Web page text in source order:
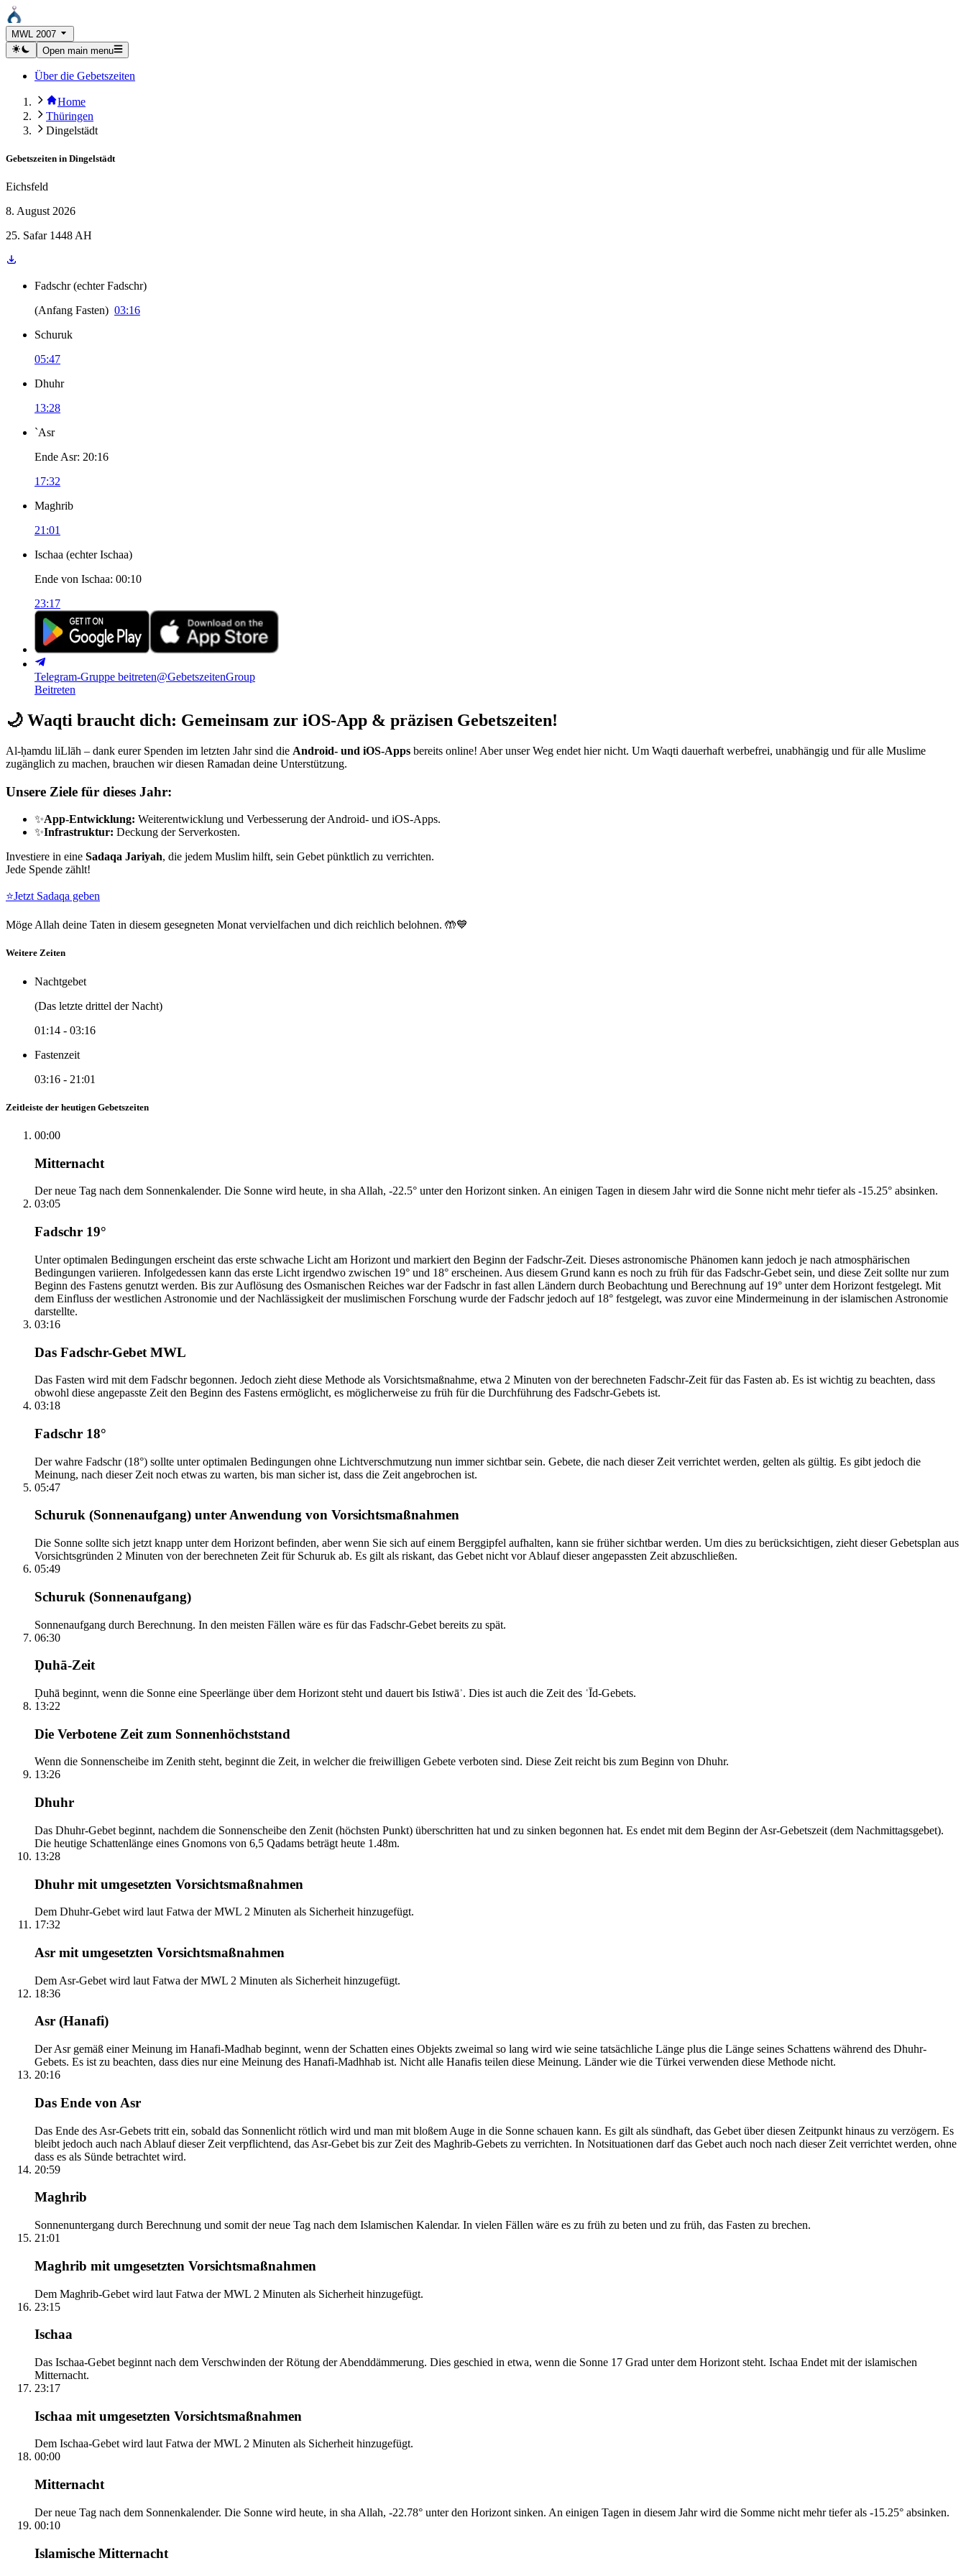
MWL 2007
Open main menu
Über die Gebetszeiten
Home
Thüringen
Dingelstädt
Gebetszeiten in Dingelstädt
Eichsfeld
8. August 2026
25. Safar 1448 AH
Fadschr (echter Fadschr)
(Anfang Fasten) 03:16
Schuruk
05:47
Dhuhr
13:28
`Asr
Ende Asr: 20:16
17:32
Maghrib
21:01
Ischaa (echter Ischaa)
Ende von Ischaa: 00:10
23:17
Telegram-Gruppe beitreten@GebetszeitenGroup
Beitreten
🌙 Waqti braucht dich: Gemeinsam zur iOS-App & präzisen Gebetszeiten!
Al-ḥamdu liLlāh – dank eurer Spenden im letzten Jahr sind die Android- und iOS-Apps bereits online! Aber unser Weg endet hier nicht. Um Waqti dauerhaft werbefrei, unabhängig und für alle Muslime
zugänglich zu machen, brauchen wir diesen Ramadan deine Unterstützung.
Unsere Ziele für dieses Jahr:
✨App-Entwicklung: Weiterentwicklung und Verbesserung der Android- und iOS-Apps.
✨Infrastruktur: Deckung der Serverkosten.
Investiere in eine Sadaqa Jariyah, die jedem Muslim hilft, sein Gebet pünktlich zu verrichten.
Jede Spende zählt!
⭐Jetzt Sadaqa geben
Möge Allah deine Taten in diesem gesegneten Monat vervielfachen und dich reichlich belohnen. 🤲💙
Weitere Zeiten
Nachtgebet
(Das letzte drittel der Nacht)
01:14 - 03:16
Fastenzeit
03:16 - 21:01
Zeitleiste der heutigen Gebetszeiten
00:00
Mitternacht
Der neue Tag nach dem Sonnenkalender. Die Sonne wird heute, in sha Allah, -22.5° unter den Horizont sinken. An einigen Tagen in diesem Jahr wird die Sonne nicht mehr tiefer als -15.25° absinken.
03:05
Fadschr 19°
Unter optimalen Bedingungen erscheint das erste schwache Licht am Horizont und markiert den Beginn der Fadschr-Zeit. Dieses astronomische Phänomen kann jedoch je nach atmosphärischen
Bedingungen variieren. Infolgedessen kann das erste Licht irgendwo zwischen 19° und 18° erscheinen. Aus diesem Grund kann es noch zu früh für das Fadschr-Gebet sein, und diese Zeit sollte nur zum
Beginn des Fastens genutzt werden. Bis zur Auflösung des Osmanischen Reiches war der Fadschr in fast allen Ländern durch Beobachtung und Berechnung auf 19° unter dem Horizont festgelegt. Mit
dem Einfluss der westlichen Astronomie und der Nachlässigkeit der muslimischen Forschung wurde der Fadschr jedoch auf 18° festgelegt, was zuvor eine Mindermeinung in der islamischen Astronomie
darstellte.
03:16
Das Fadschr-Gebet MWL
Das Fasten wird mit dem Fadschr begonnen. Jedoch zieht diese Methode als Vorsichtsmaßnahme, etwa 2 Minuten von der berechneten Fadschr-Zeit für das Fasten ab. Es ist wichtig zu beachten, dass
obwohl diese angepasste Zeit den Beginn des Fastens ermöglicht, es möglicherweise zu früh für die Durchführung des Fadschr-Gebets ist.
03:18
Fadschr 18°
Der wahre Fadschr (18°) sollte unter optimalen Bedingungen ohne Lichtverschmutzung nun immer sichtbar sein. Gebete, die nach dieser Zeit verrichtet werden, gelten als gültig. Es gibt jedoch die
Meinung, nach dieser Zeit noch etwas zu warten, bis man sicher ist, dass die Zeit angebrochen ist.
05:47
Schuruk (Sonnenaufgang) unter Anwendung von Vorsichtsmaßnahmen
Die Sonne sollte sich jetzt knapp unter dem Horizont befinden, aber wenn Sie sich auf einem Berggipfel aufhalten, kann sie früher sichtbar werden. Um dies zu berücksichtigen, zieht dieser Gebetsplan aus
Vorsichtsgründen 2 Minuten von der berechneten Zeit für Schuruk ab. Es gilt als riskant, das Gebet nicht vor Ablauf dieser angepassten Zeit abzuschließen.
05:49
Schuruk (Sonnenaufgang)
Sonnenaufgang durch Berechnung. In den meisten Fällen wäre es für das Fadschr-Gebet bereits zu spät.
06:30
Ḍuhā-Zeit
Ḍuhā beginnt, wenn die Sonne eine Speerlänge über dem Horizont steht und dauert bis Istiwāʾ. Dies ist auch die Zeit des ʿĪd-Gebets.
13:22
Die Verbotene Zeit zum Sonnenhöchststand
Wenn die Sonnenscheibe im Zenith steht, beginnt die Zeit, in welcher die freiwilligen Gebete verboten sind. Diese Zeit reicht bis zum Beginn von Dhuhr.
13:26
Dhuhr
Das Dhuhr-Gebet beginnt, nachdem die Sonnenscheibe den Zenit (höchsten Punkt) überschritten hat und zu sinken begonnen hat. Es endet mit dem Beginn der Asr-Gebetszeit (dem Nachmittagsgebet).
Die heutige Schattenlänge eines Gnomons von 6,5 Qadams beträgt heute 1.48m.
13:28
Dhuhr mit umgesetzten Vorsichtsmaßnahmen
Dem Dhuhr-Gebet wird laut Fatwa der MWL 2 Minuten als Sicherheit hinzugefügt.
17:32
Asr mit umgesetzten Vorsichtsmaßnahmen
Dem Asr-Gebet wird laut Fatwa der MWL 2 Minuten als Sicherheit hinzugefügt.
18:36
Asr (Hanafi)
Der Asr gemäß einer Meinung im Hanafi-Madhab beginnt, wenn der Schatten eines Objekts zweimal so lang wird wie seine tatsächliche Länge plus die Länge seines Schattens während des Dhuhr-
Gebets. Es ist zu beachten, dass dies nur eine Meinung des Hanafi-Madhhab ist. Nicht alle Hanafis teilen diese Meinung. Länder wie die Türkei verwenden diese Methode nicht.
20:16
Das Ende von Asr
Das Ende des Asr-Gebets tritt ein, sobald das Sonnenlicht rötlich wird und man mit bloßem Auge in die Sonne schauen kann. Es gilt als sündhaft, das Gebet über diesen Zeitpunkt hinaus zu verzögern. Es
bleibt jedoch auch nach Ablauf dieser Zeit verpflichtend, das Asr-Gebet bis zur Zeit des Maghrib-Gebets zu verrichten. In Notsituationen darf das Gebet auch noch nach dieser Zeit verrichtet werden, ohne
dass es als Sünde betrachtet wird.
20:59
Maghrib
Sonnenuntergang durch Berechnung und somit der neue Tag nach dem Islamischen Kalendar. In vielen Fällen wäre es zu früh zu beten und zu früh, das Fasten zu brechen.
21:01
Maghrib mit umgesetzten Vorsichtsmaßnahmen
Dem Maghrib-Gebet wird laut Fatwa der MWL 2 Minuten als Sicherheit hinzugefügt.
23:15
Ischaa
Das Ischaa-Gebet beginnt nach dem Verschwinden der Rötung der Abenddämmerung. Dies geschied in etwa, wenn die Sonne 17 Grad unter dem Horizont steht. Ischaa Endet mit der islamischen
Mitternacht.
23:17
Ischaa mit umgesetzten Vorsichtsmaßnahmen
Dem Ischaa-Gebet wird laut Fatwa der MWL 2 Minuten als Sicherheit hinzugefügt.
00:00
Mitternacht
Der neue Tag nach dem Sonnenkalender. Die Sonne wird heute, in sha Allah, -22.78° unter den Horizont sinken. An einigen Tagen in diesem Jahr wird die Somme nicht mehr tiefer als -15.25° absinken.
00:10
Islamische Mitternacht